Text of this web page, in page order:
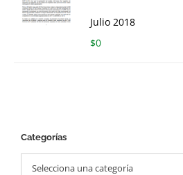
Julio 2018
$0
Categorías
Selecciona una categoría